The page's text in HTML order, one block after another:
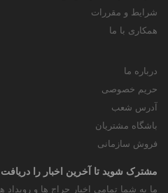
شرایط و مقررات
همکاری با ما
درباره ما
حریم خصوصی
آدرس شعب
باشگاه مشتریان
فروش سازمانی
مشترک شوید تا آخرین اخبار را دریافت
ما به شما تمامی اخبار حراج ها و رویداد